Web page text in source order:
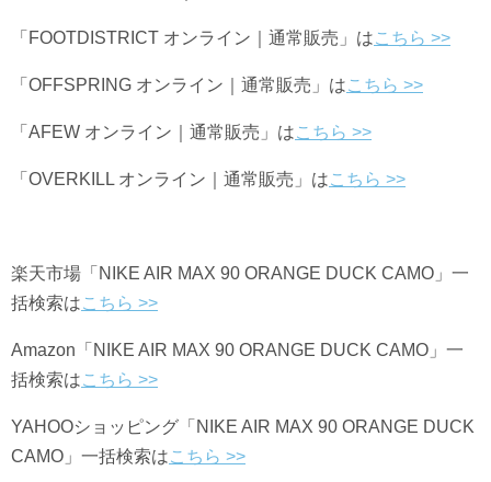
「FOOTDISTRICT オンライン｜通常販売」はこちら >>
「OFFSPRING オンライン｜通常販売」はこちら >>
「AFEW オンライン｜通常販売」はこちら >>
「OVERKILL オンライン｜通常販売」はこちら >>
楽天市場「NIKE AIR MAX 90 ORANGE DUCK CAMO」一
括検索はこちら >>
Amazon「NIKE AIR MAX 90 ORANGE DUCK CAMO」一
括検索はこちら >>
YAHOOショッピング「NIKE AIR MAX 90 ORANGE DUCK
CAMO」一括検索はこちら >>